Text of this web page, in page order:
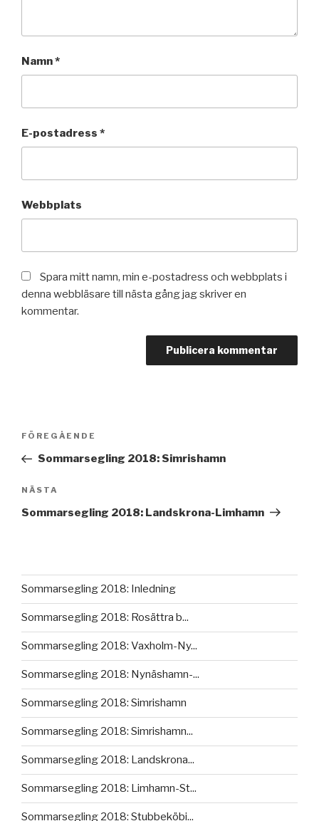
Namn*
E-postadress *
Webbplats
Spara mitt namn, min e-postadress och webbplats i
denna webbläsare till nästa gång jag skriver en
kommentar.
Inläggsnavigering
Föregående
inlägg
FÖREGÅENDE
Sommarsegling 2018: Simrishamn
Nästa
inlägg
NÄSTA
Sommarsegling 2018: Landskrona-Limhamn
Sommarsegling 2018: Inledning
Sommarsegling 2018: Rosättra b...
Sommarsegling 2018: Vaxholm-Ny...
Sommarsegling 2018: Nynäshamn-...
Sommarsegling 2018: Simrishamn
Sommarsegling 2018: Simrishamn...
Sommarsegling 2018: Landskrona...
Sommarsegling 2018: Limhamn-St...
Sommarsegling 2018: Stubbeköbi...